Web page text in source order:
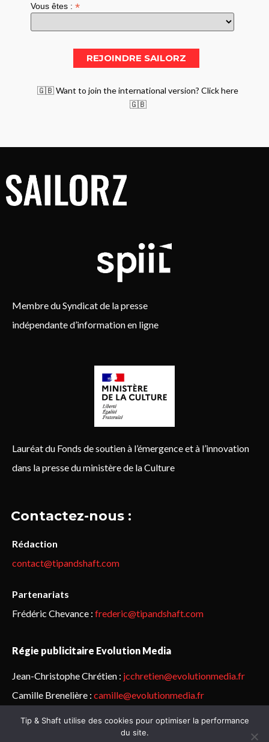
Vous êtes :*
🇬🇧 Want to join the international version? Click here
🇬🇧
Membre du Syndicat de la presse
indépendante d’information en ligne
Lauréat du Fonds de soutien à l’émergence et à l’innovation
dans la presse du ministère de la Culture
Contactez-nous :
Rédaction
contact@tipandshaft.com
Partenariats
Frédéric Chevance : frederic@tipandshaft.com
Régie publicitaire Evolution Media
Jean-Christophe Chrétien : jcchretien@evolutionmedia.fr
Camille Brenelière : camille@evolutionmedia.fr
© Sailorz 2015-2025. Tous droits réservés.Mentions légales &
Tip & Shaft utilise des cookies pour optimiser la performance
du site.